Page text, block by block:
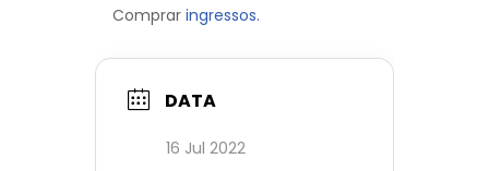
Comprar ingressos.
DATA
16 Jul 2022